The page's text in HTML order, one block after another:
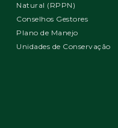
Natural (RPPN)
Conselhos Gestores
Plano de Manejo
Unidades de Conservação